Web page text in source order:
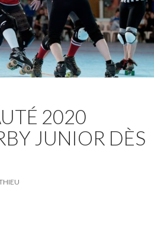
2020
JUNIOR DÈS